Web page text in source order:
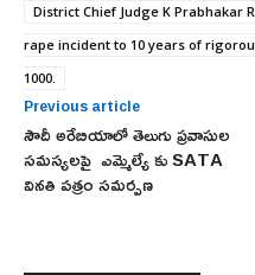
District Chief Judge K Prabhakar
rape incident to 10 years of
1000.
Previous article
సౌదీ అరేబియాలో తెలుగు ప్రవాసుల
సమస్యలపై ఎమ్మెల్యే కు SATA
వినతి పత్రం సమర్పణ